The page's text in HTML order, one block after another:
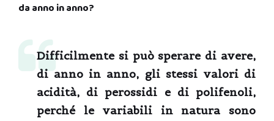
da anno in anno?
Difficilmente si può sperare di avere,
di anno in anno, gli stessi valori di
acidità, di perossidi e di polifenoli,
perché le variabili in natura sono